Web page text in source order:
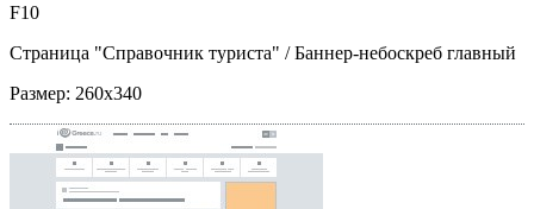
F10
Страница "Справочник туриста" / Баннер-небоскреб главный
Размер: 260x340